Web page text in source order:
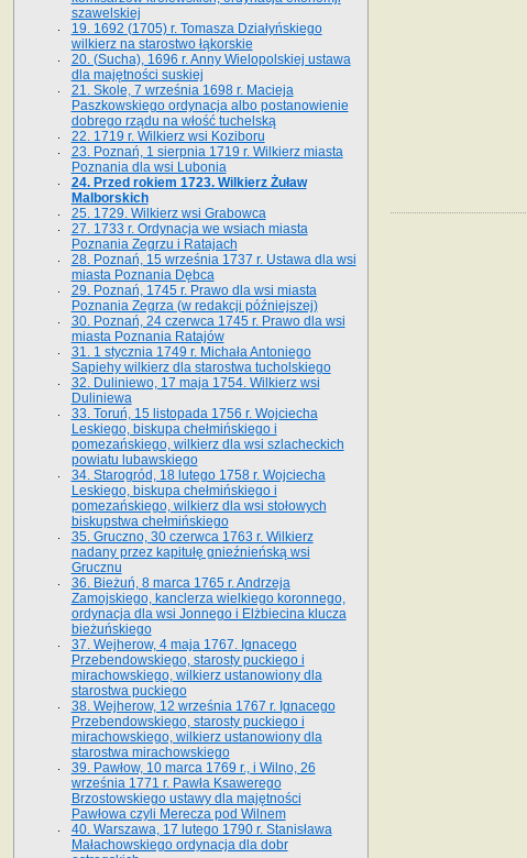
szawelskiej
19. 1692 (1705) r. Tomasza Działyńskiego
wilkierz na starostwo łąkorskie
20. (Sucha), 1696 r. Anny Wielopolskiej ustawa
dla majętności suskiej
21. Skole, 7 września 1698 r. Macieja
Paszkowskiego ordynacja albo postanowienie
dobrego rządu na włość tuchelską
22. 1719 r. Wilkierz wsi Koziboru
23. Poznań, 1 sierpnia 1719 r. Wilkierz miasta
Poznania dla wsi Lubonia
24. Przed rokiem 1723. Wilkierz Żuław
Malborskich
25. 1729. Wilkierz wsi Grabowca
27. 1733 r. Ordynacja we wsiach miasta
Poznania Zegrzu i Ratajach
28. Poznań, 15 września 1737 r. Ustawa dla wsi
miasta Poznania Dębca
29. Poznań, 1745 r. Prawo dla wsi miasta
Poznania Zegrza (w redakcji późniejszej)
30. Poznań, 24 czerwca 1745 r. Prawo dla wsi
miasta Poznania Ratajów
31. 1 stycznia 1749 r. Michała Antoniego
Sapiehy wilkierz dla starostwa tucholskiego
32. Duliniewo, 17 maja 1754. Wilkierz wsi
Duliniewa
33. Toruń, 15 listopada 1756 r. Wojciecha
Leskiego, biskupa chełmińskiego i
pomezańskiego, wilkierz dla wsi szlacheckich
powiatu lubawskiego
34. Starogród, 18 lutego 1758 r. Wojciecha
Leskiego, biskupa chełmińskiego i
pomezańskiego, wilkierz dla wsi stołowych
biskupstwa chełmińskiego
35. Gruczno, 30 czerwca 1763 r. Wilkierz
nadany przez kapitułę gnieźnieńską wsi
Grucznu
36. Bieżuń, 8 marca 1765 r. Andrzeja
Zamojskiego, kanclerza wielkiego koronnego,
ordynacja dla wsi Jonnego i Elżbiecina klucza
bieżuńskiego
37. Wejherow, 4 maja 1767. Ignacego
Przebendowskiego, starosty puckiego i
mirachowskiego, wilkierz ustanowiony dla
starostwa puckiego
38. Wejherow, 12 września 1767 r. Ignacego
Przebendowskiego, starosty puckiego i
mirachowskiego, wilkierz ustanowiony dla
starostwa mirachowskiego
39. Pawłow, 10 marca 1769 r., i Wilno, 26
września 1771 r. Pawła Ksawerego
Brzostowskiego ustawy dla majętności
Pawłowa czyli Merecza pod Wilnem
40. Warszawa, 17 lutego 1790 r. Stanisława
Małachowskiego ordynacja dla dobr